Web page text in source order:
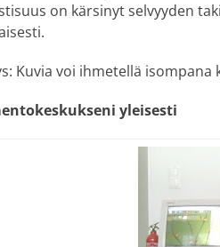
on kärsinyt selvyyden
Kuvia voi ihmetellä isompana
yleisesti